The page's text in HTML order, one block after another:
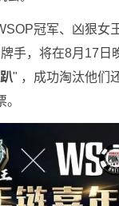
冠军、凶狠女
手，将在8月17日
" ，成功淘汰他们